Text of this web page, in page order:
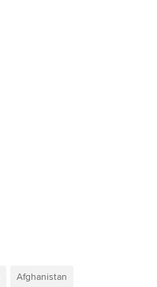
Afghanistan